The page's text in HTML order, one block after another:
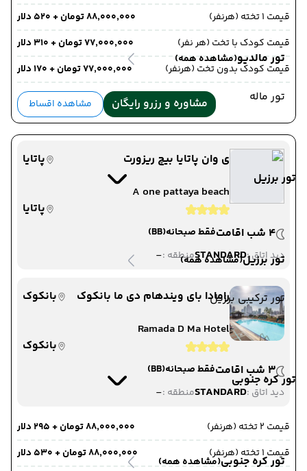
تور مالدیو(مشاهده همه)
تور ماله
تور برزیل
تور برزیل(مشاهده همه)
تور ترکیبی برزیل
تور کره جنوبی
تور کره جنوبی(مشاهده همه)
قیمت 1 تخته (هرنفر)
۸۸٬۰۰۰٬۰۰۰ تومان + ۵۲۰ دلار
قیمت کودک با تخت (هر نفر)
۷۷٬۰۰۰٬۰۰۰ تومان + ۳۱۰ دلار
قیمت کودک بدون تخت (هرنفر)
۷۷٬۰۰۰٬۰۰۰ تومان + ۱۷۰ دلار
مشاوره و رزرو رایگان مشاهده اقساط
ی وان پاتایا بیچ ریزورت
پاتایا
A one pattaya beach
پاتایا
4 شب اقامت
فقط صبحانه(BB)
دید اتاق :STANDARDمنطقه :-
رامادا بای ویندهام دی ما بانکوک
بانکوک
Ramada D Ma Hotel
بانکوک
3 شب اقامت
فقط صبحانه(BB)
دید اتاق :STANDARDمنطقه :-
قیمت 2 تخته (هرنفر)
۸۸٬۰۰۰٬۰۰۰ تومان + ۲۹۵ دلار
قیمت 1 تخته (هرنفر)
۸۸٬۰۰۰٬۰۰۰ تومان + ۵۳۰ دلار